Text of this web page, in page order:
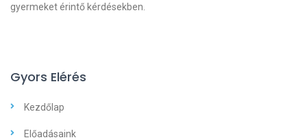
gyermeket érintő kérdésekben.
Gyors Elérés
Kezdőlap
Előadásaink